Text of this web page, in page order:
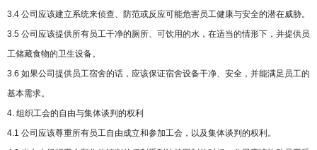
3.4 公司应该建立系统来侦查、防范或反应可能危害员工健康与安全的潜在威胁。
3.5 公司应该提供所有员工干净的厕所、可饮用的水，在适当的情形下，并提供员
工储藏食物的卫生设备。
3.6 如果公司提供员工宿舍的话，应该保证宿舍设备干净、安全，并能满足员工的
基本需求。
4. 组织工会的自由与集体谈判的权利
4.1 公司应该尊重所有员工自由成立和参加工会，以及集体谈判的权利。